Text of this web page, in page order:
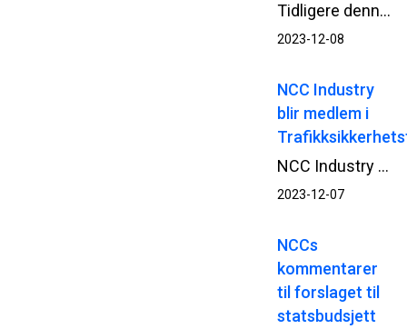
Tidligere denne uken fikk brukerne av Båstadlund arbeids- og aktivitetssenter i Halden besøke det nye bygget som skal stå klart neste år. Med verneutstyr på plass fikk brukerne en gjennomgang i bygget, med forklaring på hvor de ulike rommene skulle være og hvordan det nye senteret vil bli.
2023-12-08
NCC Industry
blir medlem i
NCC Industry blir medlem i Trafikksikkerhetsforeningen og skal bidra i organisasjonens arbeid med å styrke sikkerheten i forbindelse med veiarbeid.
2023-12-07
NCCs
kommentarer
til forslaget til
statsbudsjett